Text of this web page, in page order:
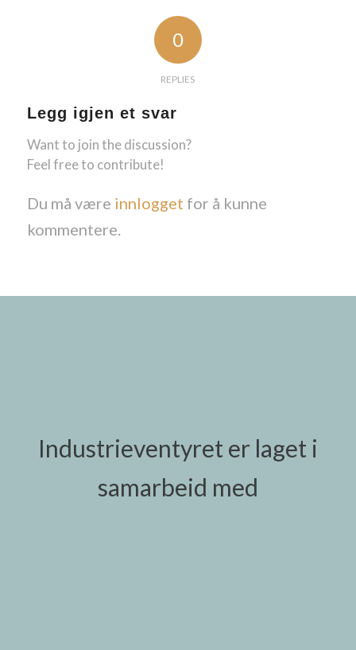
0
REPLIES
Legg igjen et svar
Want to join the discussion?
Feel free to contribute!
Du må være innlogget for å kunne
kommentere.
Industrieventyret er laget i
samarbeid med